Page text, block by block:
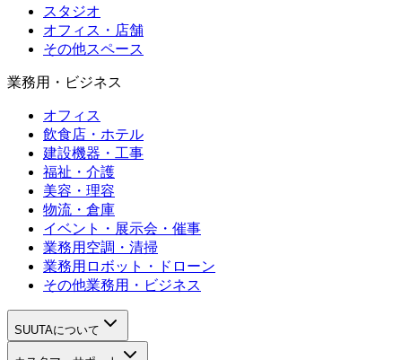
スタジオ
オフィス・店舗
その他スペース
業務用・ビジネス
オフィス
飲食店・ホテル
建設機器・工事
福祉・介護
美容・理容
物流・倉庫
イベント・展示会・催事
業務用空調・清掃
業務用ロボット・ドローン
その他業務用・ビジネス
SUUTAについて